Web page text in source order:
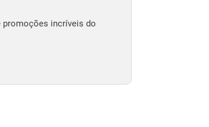
incríveis do